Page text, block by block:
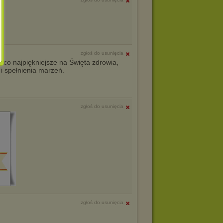
zgłoś do usunięcia
najpiękniejsze na Święta zdrowia,
marzeń.
zgłoś do usunięcia
zgłoś do usunięcia